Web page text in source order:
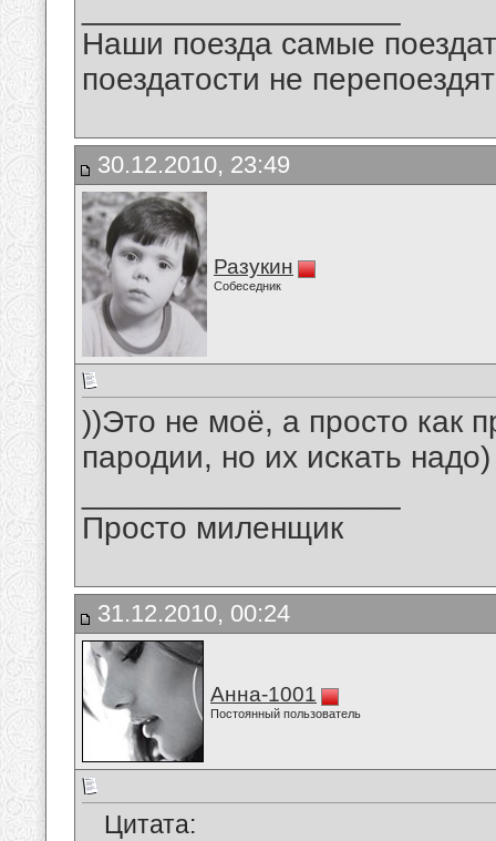
Наши поезда самые
поездатости не
30.12.2010, 23:49
Разукин
Собеседник
))Это не моё, а просто как
пародии, но их искать надо)
Просто миленщик
31.12.2010, 00:24
Анна-1001
Постоянный пользователь
Цитата: